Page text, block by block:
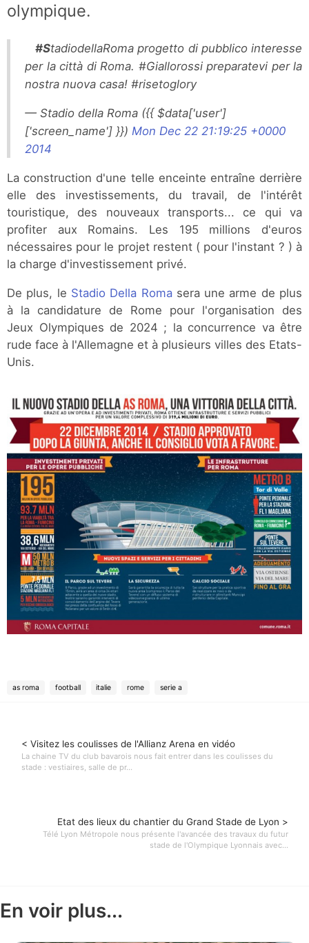
olympique.
#StadiodellaRoma progetto di pubblico interesse
per la città di Roma. #Giallorossi preparatevi per la
nostra nuova casa! #risetoglory
— Stadio della Roma ({{ $data['user']
['screen_name'] }}) Mon Dec 22 21:19:25 +0000
2014
La construction d'une telle enceinte entraîne derrière
elle des investissements, du travail, de l'intérêt
touristique, des nouveaux transports... ce qui va
profiter aux Romains. Les 195 millions d'euros
nécessaires pour le projet restent ( pour l'instant ? ) à
la charge d'investissement privé.
De plus, le Stadio Della Romasera une arme de plus
à la candidature de Rome pour l'organisation des
Jeux Olympiques de 2024 ; la concurrence va être
rude face à l'Allemagne et à plusieurs villes des Etats-
Unis.
as roma football italie rome serie a
< Visitez les coulisses de l'Allianz Arena en vidéo
La chaine TV du club bavarois nous fait entrer dans les coulisses du
stade : vestiaires, salle de pr...
Etat des lieux du chantier du Grand Stade de Lyon >
Télé Lyon Métropole nous présente l'avancée des travaux du futur
stade de l'Olympique Lyonnais avec...
En voir plus...